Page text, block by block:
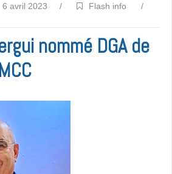
6 avril 2023 / Flash info
/
nommé DGA de